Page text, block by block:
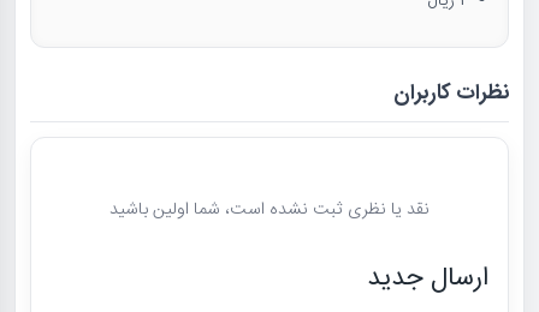
نظرات کاربران
نقد یا نظری ثبت نشده است، شما اولین باشید
ارسال جدید